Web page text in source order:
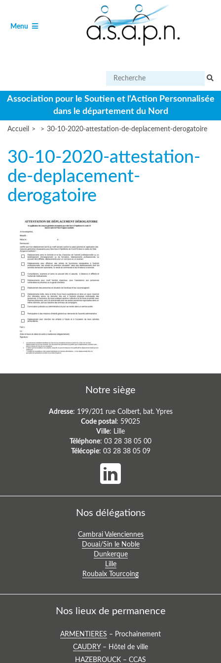
contenu
Ouvrir
Menu
de
Effectuer
une
recherche
le
site
Association pour le Soutien et l'Action Personnalisée
dans le département du Nord
Accueil > > 30-10-2020-attestation-de-deplacement-derogatoire
30-10-2020-attestation-
de-deplacement-
derogatoire
Notre siège
Adresse: 199/201 rue Colbert, bat. Ypres
Code postal : 59025
Ville: Lille
Téléphone: 03 28 38 05 00
Télécopie: 03 28 38 05 09
Nos délégations
Voir
délégation
Cambrai Valenciennes
Voir
délégation
Douai/Sin le Noble
Voir
délégation
Dunkerque
Voir
la
:
Lille
Voir
délégation
Roubaix Tourcoing
Nos lieux de permanence
Voir
ARMENTIERES – Prochainement
Voir
le
CAUDRY – Hôtel de ville
Voir
HAZEBROUCK – CCAS